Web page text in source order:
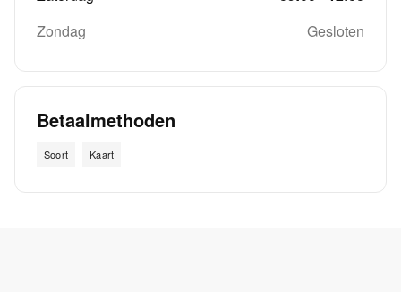
Zondag
Gesloten
Betaalmethoden
Soort Kaart